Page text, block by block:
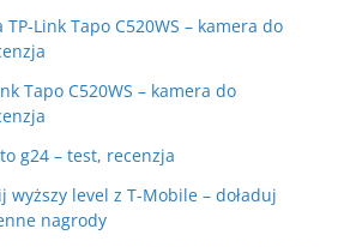
TP-Link Tapo C520WS – kamera do
Tapo C520WS – kamera do
g24 – test, recenzja
wyższy level z T-Mobile – doładuj
nagrody